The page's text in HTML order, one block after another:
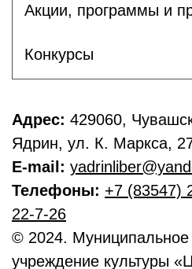
Акции, программы и
Конкурсы
Адрес: 429060,
Ядрин, ул. К. Маркса,
E-mail:
Телефоны: +7 (83547)
22-7-26
© 2024.
учреждение культуры